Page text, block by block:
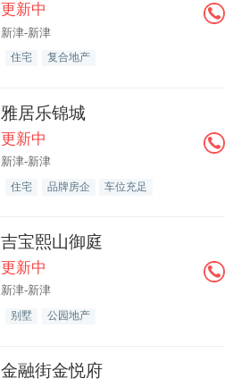
更新中
新津-新津
住宅 复合地产
雅居乐锦城
更新中
新津-新津
住宅 品牌房企 车位充足
吉宝熙山御庭
更新中
新津-新津
别墅 公园地产
金融街金悦府